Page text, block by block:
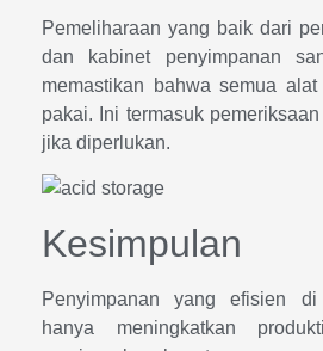
Pemeliharaan yang baik dari
dan kabinet penyimpanan
memastikan bahwa semua
pakai. Ini termasuk
jika diperlukan.
Kesimpulan
Penyimpanan yang efisien
hanya meningkatkan